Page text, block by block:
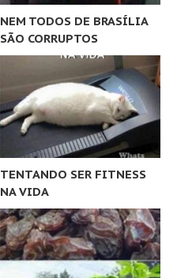
NEM TODOS DE BRASÍLIA
SÃO CORRUPTOS
TENTANDO SER FITNESS
NA VIDA